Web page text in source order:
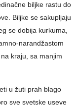
biljke rastu do
Biljke se sakupljaju
se dobija kurkuma,
narandžastom
kraju, sa manjim
u žuti prah blago
sve svetske useve